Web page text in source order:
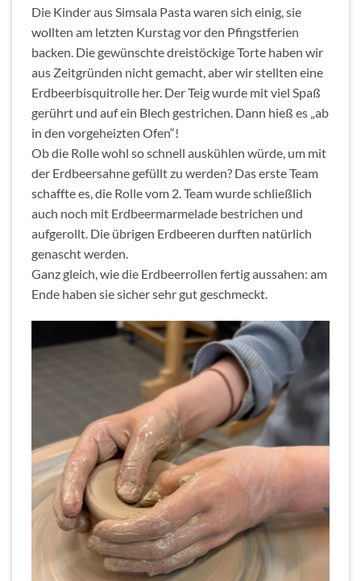
Die Kinder aus Simsala Pasta waren sich einig, sie
wollten am letzten Kurstag vor den Pfingstferien
backen. Die gewünschte dreistöckige Torte haben wir
aus Zeitgründen nicht gemacht, aber wir stellten eine
Erdbeerbisquitrolle her. Der Teig wurde mit viel Spaß
gerührt und auf ein Blech gestrichen. Dann hieß es „ab
in den vorgeheizten Ofen“!
Ob die Rolle wohl so schnell auskühlen würde, um mit
der Erdbeersahne gefüllt zu werden? Das erste Team
schaffte es, die Rolle vom 2. Team wurde schließlich
auch noch mit Erdbeermarmelade bestrichen und
aufgerollt. Die übrigen Erdbeeren durften natürlich
genascht werden.
Ganz gleich, wie die Erdbeerrollen fertig aussahen: am
Ende haben sie sicher sehr gut geschmeckt.